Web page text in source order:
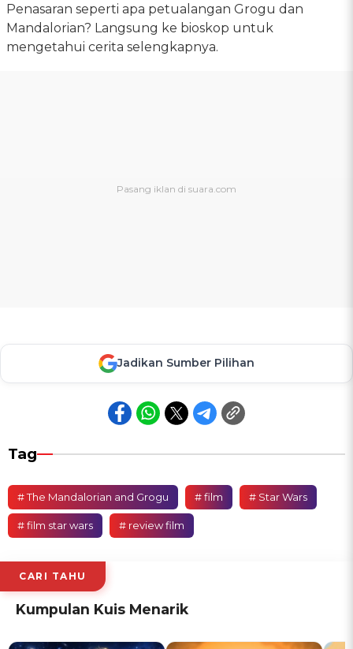
Penasaran seperti apa petualangan Grogu dan
Mandalorian? Langsung ke bioskop untuk
mengetahui cerita selengkapnya.
Jadikan Sumber Pilihan
Tag
# The Mandalorian and Grogu # film # Star Wars
# film star wars # review film
CARI TAHU
Kumpulan Kuis Menarik